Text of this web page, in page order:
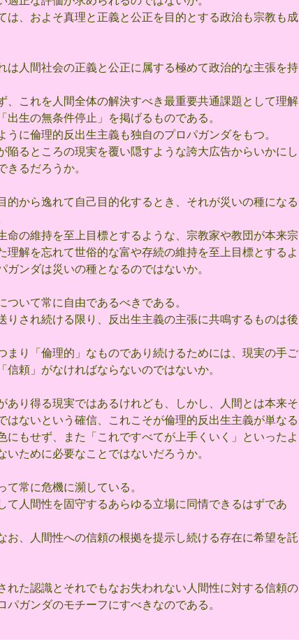
は、およそ真理と正義と公正を目的とする政治も宗教も成
は人間社会の正義と公正に属する極めて政治的な主張を持
、これを人間全体の解決すべき最重要共通課題として理解
生の無条件停止」を掲げるものである。
に倫理的反出生主義も独自のプロパガンダをもつ。
るところの現実を覆い隠すような誇大広告からいかにし
るだろうか。
から逸れて自己目的化するとき、それが災いの種になる
命の維持を至上目標とするような、宗教家や教団が本来宗
解を忘れて世俗的な富や存続の維持を至上目標とするよ
ンダは災いの種となるのではないか。
いて常に自由であるべきである。
され続ける限り、反出生主義の主張に共鳴するものは後
まり「倫理的」なものであり続けるためには、現実の手ご
頼」がなければならないのではないか。
あり得る現実ではあるけれども、しかし、人間とは本来そ
ないという確信、これこそが倫理的反出生主義が単なる
もせず、また「これですべてが上手くいく」といったよ
ために必要なことではないだろうか。
常に危機に瀕している。
人間性を固守するあらゆる立場に同情できるはずであ
お、人間性への信頼の根拠を提示し続ける存在に希望を託
れた認識とそれでもなお失われない人間性に対する信頼の
ガンダのモチーフにすべきなのである。